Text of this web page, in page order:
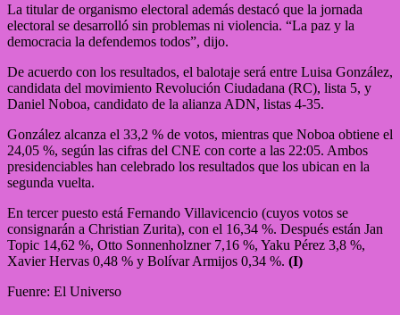
La titular de organismo electoral además destacó que la jornada
electoral se desarrolló sin problemas ni violencia. “La paz y la
democracia la defendemos todos”, dijo.
De acuerdo con los resultados, el balotaje será entre Luisa González,
candidata del movimiento Revolución Ciudadana (RC), lista 5, y
Daniel Noboa, candidato de la alianza ADN, listas 4-35.
González alcanza el 33,2 % de votos, mientras que Noboa obtiene el
24,05 %, según las cifras del CNE con corte a las 22:05. Ambos
presidenciables han celebrado los resultados que los ubican en la
segunda vuelta.
En tercer puesto está Fernando Villavicencio (cuyos votos se
consignarán a Christian Zurita), con el 16,34 %. Después están Jan
Topic 14,62 %, Otto Sonnenholzner 7,16 %, Yaku Pérez 3,8 %,
Xavier Hervas 0,48 % y Bolívar Armijos 0,34 %. (I)
Fuenre: El Universo